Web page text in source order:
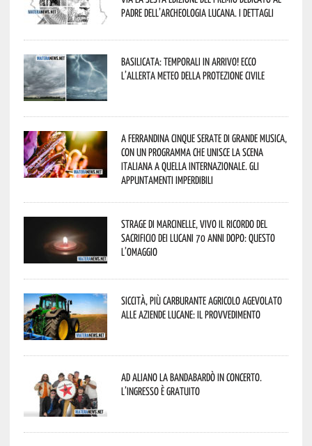
padre dell’archeologia lucana. I dettagli
Basilicata: temporali in arrivo! Ecco
l’allerta meteo della Protezione civile
A Ferrandina cinque serate di grande musica,
con un programma che unisce la scena
italiana a quella internazionale. Gli
appuntamenti imperdibili
Strage di Marcinelle, vivo il ricordo del
sacrificio dei lucani 70 anni dopo: questo
l’omaggio
Siccità, più carburante agricolo agevolato
alle aziende lucane: il provvedimento
Ad Aliano la Bandabardò in concerto.
L’ingresso è gratuito